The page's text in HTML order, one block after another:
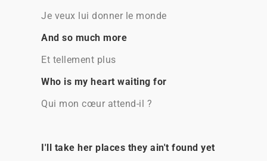
Je veux lui donner le monde
And so much more
Et tellement plus
Who is my heart waiting for
Qui mon cœur attend-il ?
I'll take her places they ain't found yet